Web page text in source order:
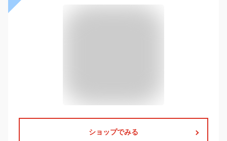
ショップでみる